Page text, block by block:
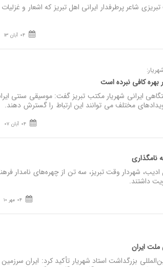
شاعر پرطرفدار ایرانی اهل تبریز که اشعار و غزلیات
04 آبان 13
بهره کافی نبرده است
ایرانی شهریار مکتب تبریز گفت: موسیقی سنتی
مختلف می توانند این ارتباط را گسترش دهند.
04 آبان 07
نامگذاری
ادیب، شهردار وقت تبریز، سه تن از چهره‌های نامدار
داشتند.
04 مهر 10
ملت ایران
بزرگداشت استاد شهریار تأکید کرد: ایران